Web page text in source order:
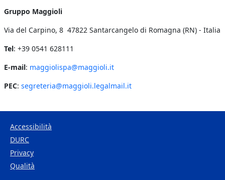
Gruppo Maggioli
Via del Carpino, 8 47822 Santarcangelo di Romagna (RN) - Italia
Tel: +39 0541 628111
E-mail: maggiolispa@maggioli.it
PEC: segreteria@maggioli.legalmail.it
Footer Bottom
Accessibilità
DURC
Privacy
Qualità